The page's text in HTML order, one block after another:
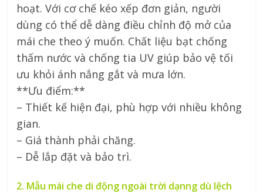
hoạt. Với cơ chế kéo xếp đơn giản, người
dùng có thể dễ dàng điều chỉnh độ mở của
mái che theo ý muốn. Chất liệu bạt chống
thấm nước và chống tia UV giúp bảo vệ tối
ưu khỏi ánh nắng gắt và mưa lớn.
**Ưu điểm:**
– Thiết kế hiện đại, phù hợp với nhiều không
gian.
– Giá thành phải chăng.
– Dễ lắp đặt và bảo trì.
2. Mẫu mái che di động ngoài trời dạnng dù lệch